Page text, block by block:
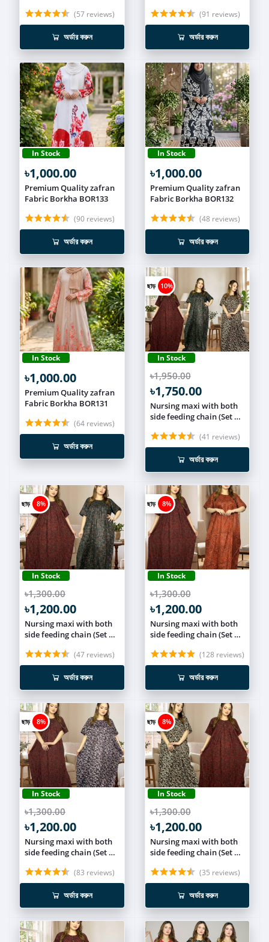
(57 reviews)
অর্ডার করুন
(91 reviews)
অর্ডার করুন
In Stock
৳1,000.00
Premium Quality zafran
Fabric Borkha BOR133
(90 reviews)
অর্ডার করুন
In Stock
৳1,000.00
Premium Quality zafran
Fabric Borkha BOR132
(48 reviews)
অর্ডার করুন
In Stock
৳1,000.00
Premium Quality zafran
Fabric Borkha BOR131
(64 reviews)
অর্ডার করুন
ছাড় 10%
In Stock
৳1,950.00
৳1,750.00
Nursing maxi with both
side feeding chain (Set of
(41 reviews)
অর্ডার করুন
ছাড় 8%
In Stock
৳1,300.00
৳1,200.00
Nursing maxi with both
side feeding chain (Set of
(47 reviews)
অর্ডার করুন
ছাড় 8%
In Stock
৳1,300.00
৳1,200.00
Nursing maxi with both
side feeding chain (Set of
(128 reviews)
অর্ডার করুন
ছাড় 8%
In Stock
৳1,300.00
৳1,200.00
Nursing maxi with both
side feeding chain (Set of
(83 reviews)
অর্ডার করুন
ছাড় 8%
In Stock
৳1,300.00
৳1,200.00
Nursing maxi with both
side feeding chain (Set of
(35 reviews)
অর্ডার করুন